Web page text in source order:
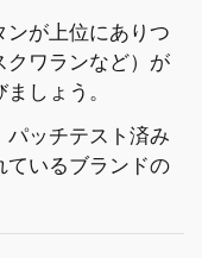
が上位にありつ
クワランなど）が
しょう。
ッチテスト済み
ているブランドの